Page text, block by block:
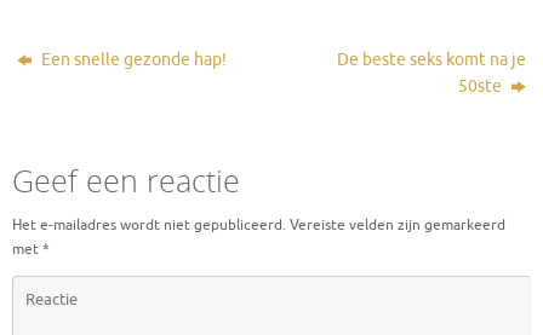
Een snelle gezonde hap!
De beste seks komt na je
50ste
Geef een reactie
Het e-mailadres wordt niet gepubliceerd. Vereiste velden zijn gemarkeerd
met*